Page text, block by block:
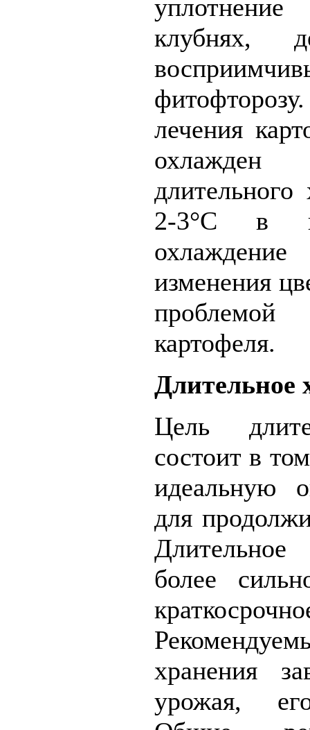
клубнях,
лечения
охлажден
2-3°C в
изменения
картофеля.
Длительное
Цель
состоит в
идеальную
для
Длительное
более
хранения
урожая,